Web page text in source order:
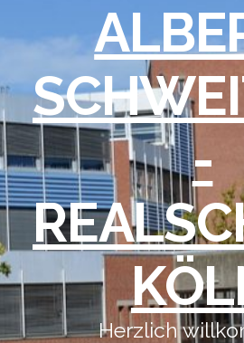
-
Herzlich